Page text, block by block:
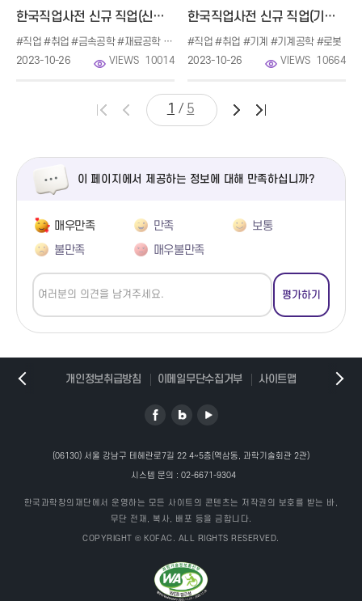
한국직업사전 신규 직업(신소재의 개발과 시험)
#직업 #취업 #금속공학 #재료공학 #탄소섬유 #나노 #랩다이아몬드
2023-10-26
VIEWS 10014
한국직업사전 신규 직업(기계공학과 로봇)
#직업 #취업 #기계 #기계공학 #로봇
2023-10-26
VIEWS 10664
1 / 5
이 페이지에서 제공하는 정보에 대해 만족하십니까?
매우만족 만족
보통
불만족
매우불만족
개인정보취급방침 이메일무단수집거부 사이트맵
(06130) 서울 강남구 테헤란로7길 22 4~5층(역삼동, 과학기술회관 2관)
시스템 문의 : 02-6671-9304
한국과학창의재단에서 운영하는 모든 사이트의 콘텐츠는 저작권의 보호를 받는 바,
무단 전재, 복사, 배포 등을 금합니다.
COPYRIGHT © KOFAC. ALL RIGHTS RESERVED.